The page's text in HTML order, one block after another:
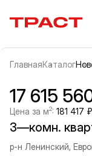
Траст | Служба
ГлавнаяКаталог
Информация
Галерея
17 615
Цена за м2: 181 417 ₽
3—комн.
р-н Ленинский,